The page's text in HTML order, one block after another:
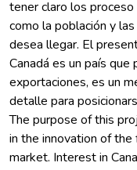
tener claro los
como la población y
desea llegar. El
Canadá es un país
exportaciones, es un
detalle para
The purpose of this
in the innovation of
market. Interest in